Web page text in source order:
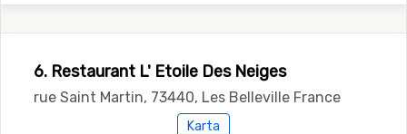
6. Restaurant L' Etoile Des Neiges
rue Saint Martin, 73440, Les Belleville France
Karta